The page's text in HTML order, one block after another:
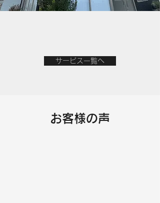
サービス一覧へ
お客様の声